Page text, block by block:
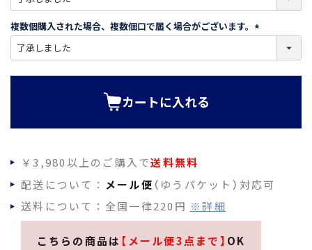
必
)
複数個購入された場合、複数個口で届く場合がございます。
必
カートに入れる
￥3,980以上のご購入で送料無料
配送について： メール便 （ゆうパケット）対応可
送料について：全国一律220円 ※詳細
こちらの商品は 【メール便3点まで】 OK